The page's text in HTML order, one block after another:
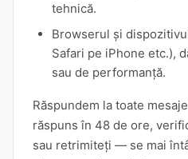
tehnică.
Browserul și
Safari pe iPhone etc.),
sau de performanță.
Răspundem la toate
răspuns în 48 de ore,
sau retrimiteți — se mai